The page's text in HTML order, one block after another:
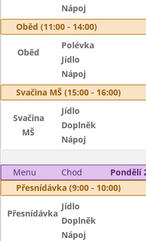
Nápoj
Oběd (11:00 - 14:00)
Oběd
Polévka
Jídlo
Nápoj
Svačina MŠ (15:00 - 16:00)
Svačina
MŠ
Jídlo
Doplněk
Nápoj
Menu Chod
Pondělí
Přesnídávka (9:00 - 10:00)
Přesnídávka
Jídlo
Doplněk
Nápoj